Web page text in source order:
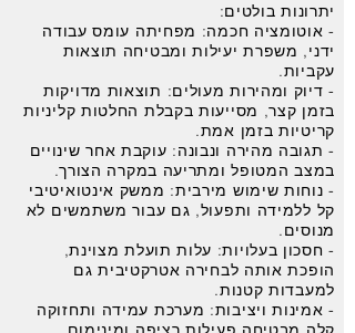
יתרונות בולטים:
- אוטומציה חכמה: מפחיתה עומס עבודה
ידני, משפרת יעילות ומבטיחה תוצאות
עקביות.
- דיוק ומהירות מעולים: תוצאות מדויקות
בזמן קצר, מסייעות בקבלת החלטות קליניות
קריטיות בזמן אמת.
- תגובה מהירה ונבונה: עוקבת אחר שינויים
במצב המטופל ומתריעה במקרה הצורך.
- נוחות שימוש מירבית: ממשק אינטואיטיבי
קל ללמידה ותפעול, גם עבור משתמשים לא
מנוסים.
- חסכון בעלויות: עלות תועלת מצוינת,
הופכת אותה לבחירה אטרקטיבית גם
למעבדות קטנות.
- אמינות ויציבות: מערכת עמידה ותחזוקה